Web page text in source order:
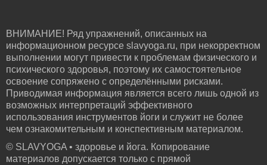
ВНИМАНИЕ! Ряд упражнений, описанных на
информационном ресурсе slavyoga.ru, при некорректном
выполнении могут привести к проблемам физического и
психического здоровья, поэтому их самостоятельное
освоение сопряжено с определёнными рисками.
Приводимая информация является всего лишь одной из
возможных интерпретаций эффективного
использования инструментов йоги и служит не более
чем ознакомительным и конспективным материалом.
© SLAVYOGA • здоровье и йога. Копирование
материалов допускается только с прямой